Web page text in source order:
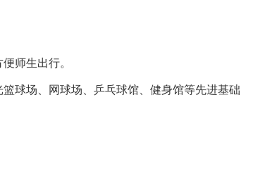
师生出行。
球场、网球场、乒乓球馆、健身馆等先进基础